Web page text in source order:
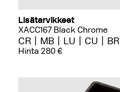
Lisätarvikkeet
XACC167 Black Chrome
CR MB LU CU BR
Hinta 280 €